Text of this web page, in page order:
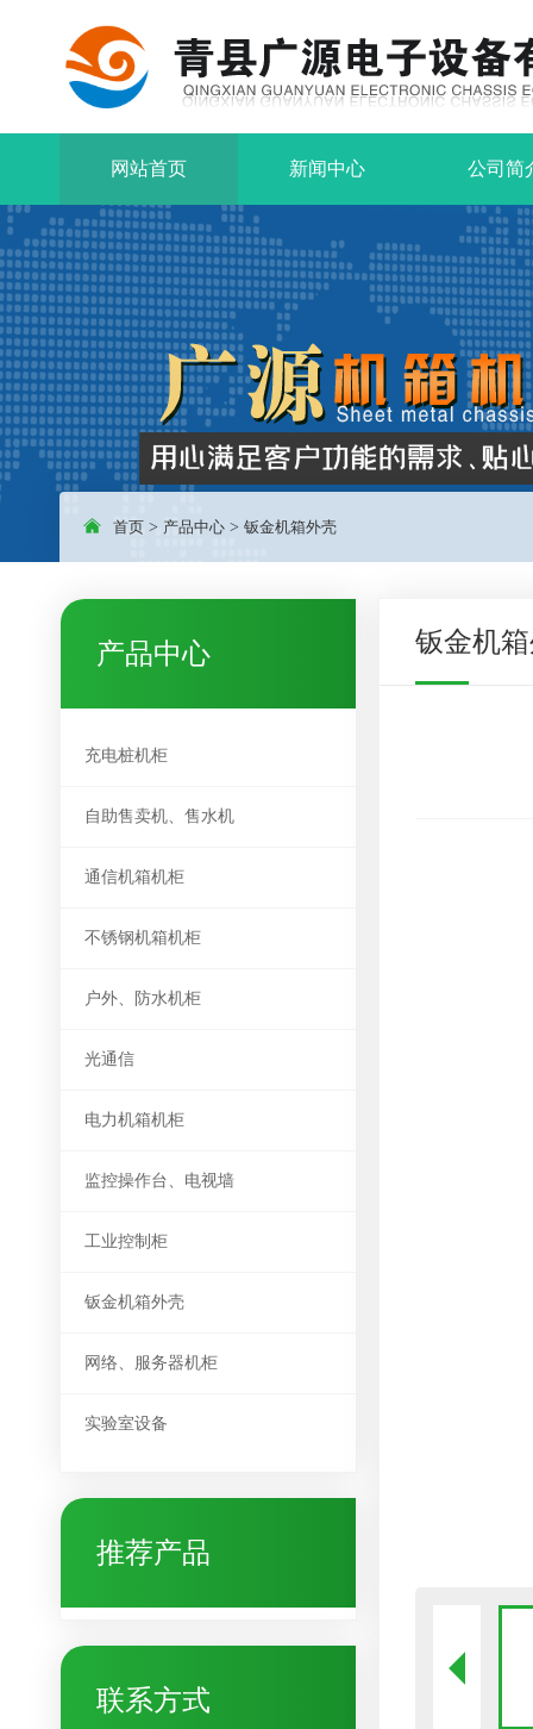
网站首页 新闻中心 公司简
首页 > 产品中心 > 钣金机箱外壳
产品中心
充电桩机柜
自助售卖机、售水机
通信机箱机柜
不锈钢机箱机柜
户外、防水机柜
光通信
电力机箱机柜
监控操作台、电视墙
工业控制柜
钣金机箱外壳
网络、服务器机柜
实验室设备
推荐产品
联系方式
钣金机